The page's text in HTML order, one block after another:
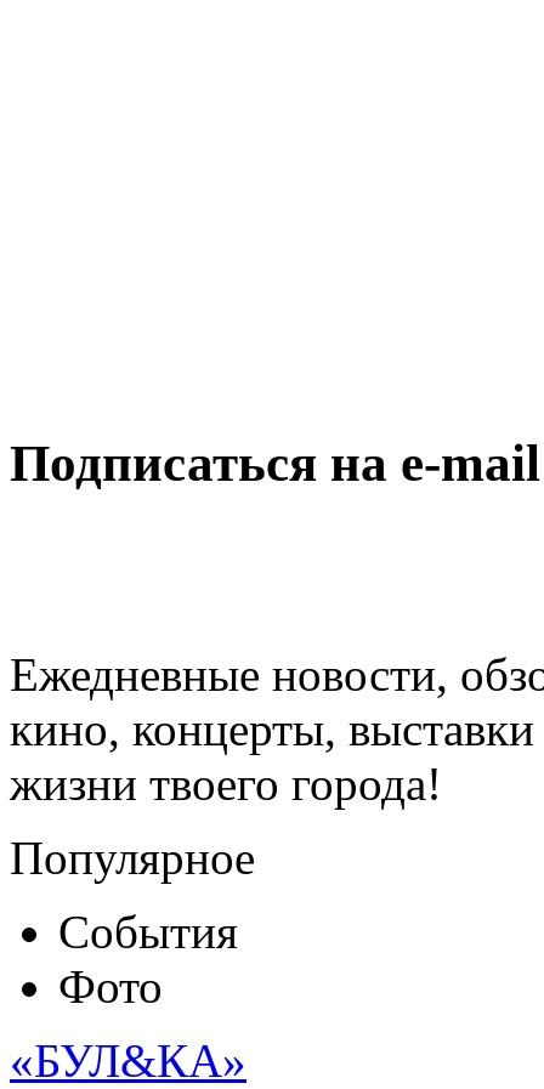
Подписаться на e-
Ежедневные новости,
кино, концерты,
жизни твоего города!
Популярное
События
Фото
«БУЛ&КА»